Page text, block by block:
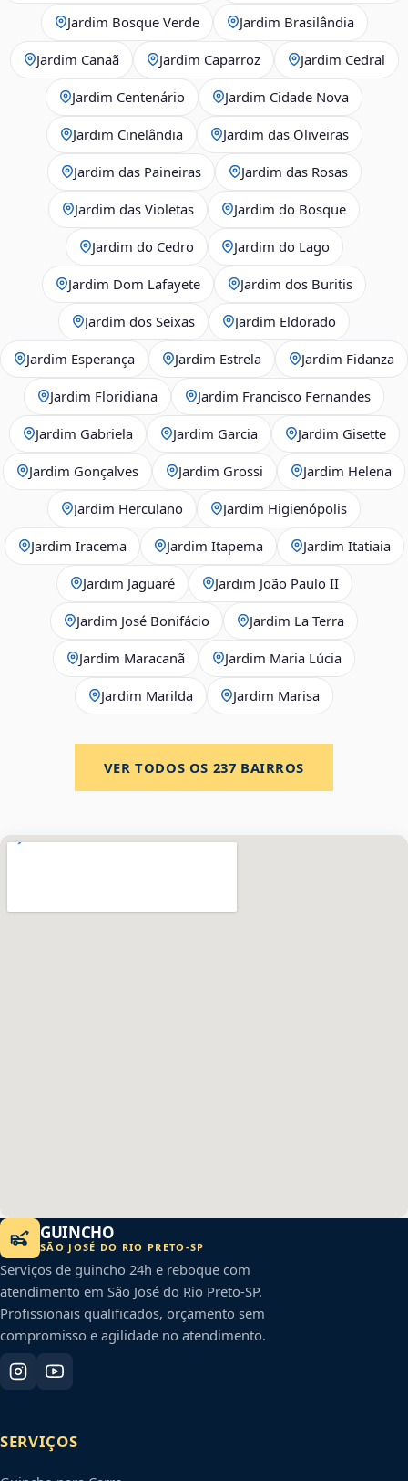
Jardim Bosque Verde Jardim Brasilândia
Jardim Canaã Jardim Caparroz Jardim Cedral
Jardim Centenário Jardim Cidade Nova
Jardim Cinelândia Jardim das Oliveiras
Jardim das Paineiras Jardim das Rosas
Jardim das Violetas Jardim do Bosque
Jardim do Cedro Jardim do Lago
Jardim Dom Lafayete Jardim dos Buritis
Jardim dos Seixas Jardim Eldorado
Jardim Esperança Jardim Estrela Jardim Fidanza
Jardim Floridiana Jardim Francisco Fernandes
Jardim Gabriela Jardim Garcia Jardim Gisette
Jardim Gonçalves Jardim Grossi Jardim Helena
Jardim Herculano Jardim Higienópolis
Jardim Iracema Jardim Itapema Jardim Itatiaia
Jardim Jaguaré Jardim João Paulo II
Jardim José Bonifácio Jardim La Terra
Jardim Maracanã Jardim Maria Lúcia
Jardim Marilda Jardim Marisa
VER TODOS OS 237 BAIRROS
GUINCHO
SÃO JOSÉ DO RIO PRETO -SP
Serviços de guincho 24h e reboque com
atendimento em São José do Rio Preto-SP.
Profissionais qualificados, orçamento sem
compromisso e agilidade no atendimento.
SERVIÇOS